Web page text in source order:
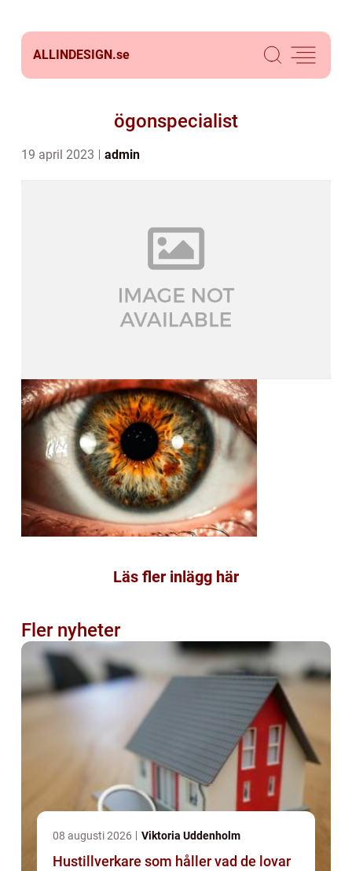
ALLINDESIGN.se
ögonspecialist
19 april 2023 admin
Läs fler inlägg här
Fler nyheter
08 augusti 2026 Viktoria Uddenholm
Hustillverkare som håller vad de lovar